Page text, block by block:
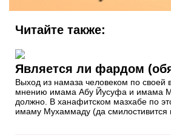
Читайте также:
Является ли фардом
Выход из намаза человеком по своей
мнению имама Абу Йусуфа и имама
должно. В ханафитском мазхабе по
имаму Мухаммаду (да смилостивится